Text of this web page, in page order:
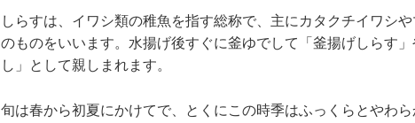
しらすは、イワシ類の稚魚を指す総称で、主にカタクチイワシ
のものをいいます。水揚げ後すぐに釜ゆでして「釜揚げしらす
し」として親しまれます。
旬は春から初夏にかけてで、とくにこの時季はふっくらとやわ